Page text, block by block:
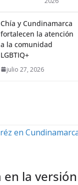
Chía y Cundinamarca
fortalecen la atención
a la comunidad
LGBTIQ+
julio 27, 2026
la versión